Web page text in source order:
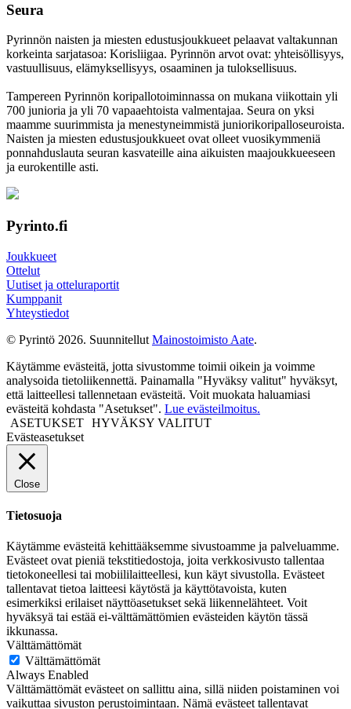
Seura
Pyrinnön naisten ja miesten edustusjoukkueet pelaavat valtakunnan
korkeinta sarjatasoa: Korisliigaa. Pyrinnön arvot ovat: yhteisöl­lisyys,
vastuul­lisuus, elämyk­sellisyys, osaaminen ja tulok­sellisuus.
Tampereen Pyrinnön kori­pallo­toimin­nassa on mukana viikottain yli
700 junioria ja yli 70 vapaa­ehtoista valmen­tajaa. Seura on yksi
maamme suurim­mista ja menes­tyneim­mistä juni­ori­kori­pallo­seuroista.
Naisten ja miesten edustus­joukkueet ovat olleet vuosi­kymmeniä
ponnahdus­lauta seuran kasvateille aina aikuisten maa­joukkueeseen
ja euro­kentille asti.
Pyrinto.fi
Joukkueet
Ottelut
Uutiset ja otteluraportit
Kumppanit
Yhteystiedot
© Pyrintö 2026. Suunnitellut Mainostoimisto Aate.
Käytämme evästeitä, jotta sivustomme toimii oikein ja voimme
analysoida tietoliikennettä. Painamalla "Hyväksy valitut" hyväksyt,
että laitteellesi tallennetaan evästeitä. Voit muokata haluamiasi
evästeitä kohdasta "Asetukset". Lue evästeilmoitus.
ASETUKSET HYVÄKSY VALITUT
Evästeasetukset
Close
Tietosuoja
Käytämme evästeitä kehittääksemme sivustoamme ja palveluamme.
Evästeet ovat pieniä tekstitiedostoja, joita verkkosivusto tallentaa
tietokoneellesi tai mobiililaitteellesi, kun käyt sivustolla. Evästeet
tallentavat tietoa laitteesi käytöstä ja käyttötavoista, kuten
esimerkiksi erilaiset näyttöasetukset sekä liikennelähteet. Voit
hyväksyä tai estää ei-välttämättömien evästeiden käytön tässä
ikkunassa.
Välttämättömät
Välttämättömät
Always Enabled
Välttämättömät evästeet on sallittu aina, sillä niiden poistaminen voi
vaikuttaa sivuston perustoimintaan. Nämä evästeet tallentavat